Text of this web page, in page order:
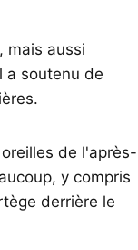
mais aussi
a soutenu de
de l'après-
y compris
derrière le